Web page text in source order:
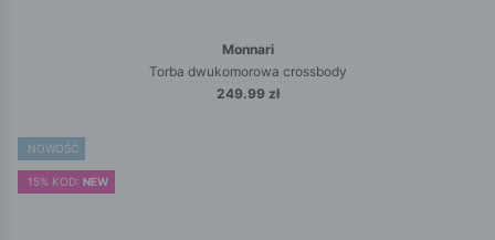
Monnari
Torba dwukomorowa crossbody
249.99 zł
NOWOŚĆ
15% KOD: NEW